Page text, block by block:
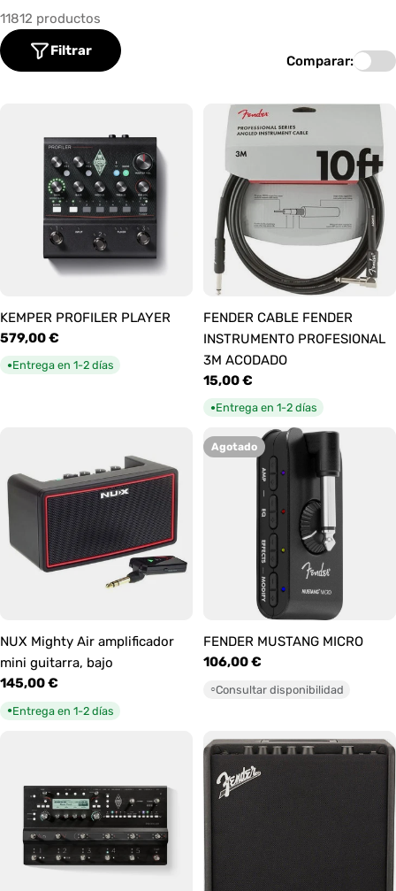
11812 productos
Filtrar
Comparar:
KEMPER PROFILER PLAYER
Precio
habitual
579,00 €
●Entrega en 1-2 días
FENDER CABLE FENDER
INSTRUMENTO PROFESIONAL
3M ACODADO
Precio
habitual
15,00 €
●Entrega en 1-2 días
NUX Mighty Air amplificador
mini guitarra, bajo
Precio
habitual
145,00 €
●Entrega en 1-2 días
Agotado
FENDER MUSTANG MICRO
Precio
106,00 €
○Consultar disponibilidad